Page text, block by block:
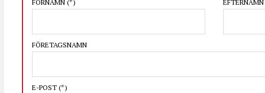
FÖRNAMN (*) EFTERNAMN
FÖRETAGSNAMN
E-POST (*)